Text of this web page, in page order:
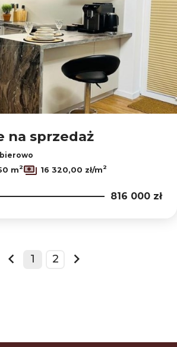
na sprzedaż
m2 16 320,00 zł/m2
816 000 zł
prev
1 2
next